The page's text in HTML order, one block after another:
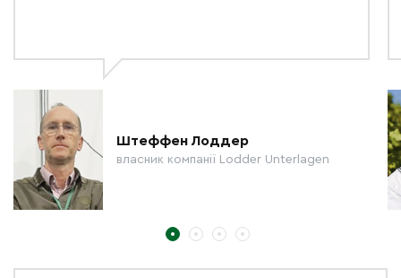
Штеффен Лоддер
власник компанії Lodder Unterlagen